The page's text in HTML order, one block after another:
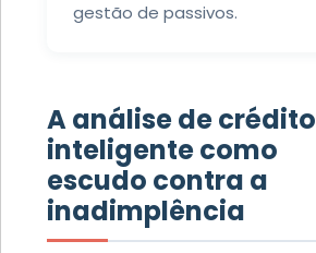
gestão de passivos.
A análise de crédito
inteligente como
escudo contra a
inadimplência